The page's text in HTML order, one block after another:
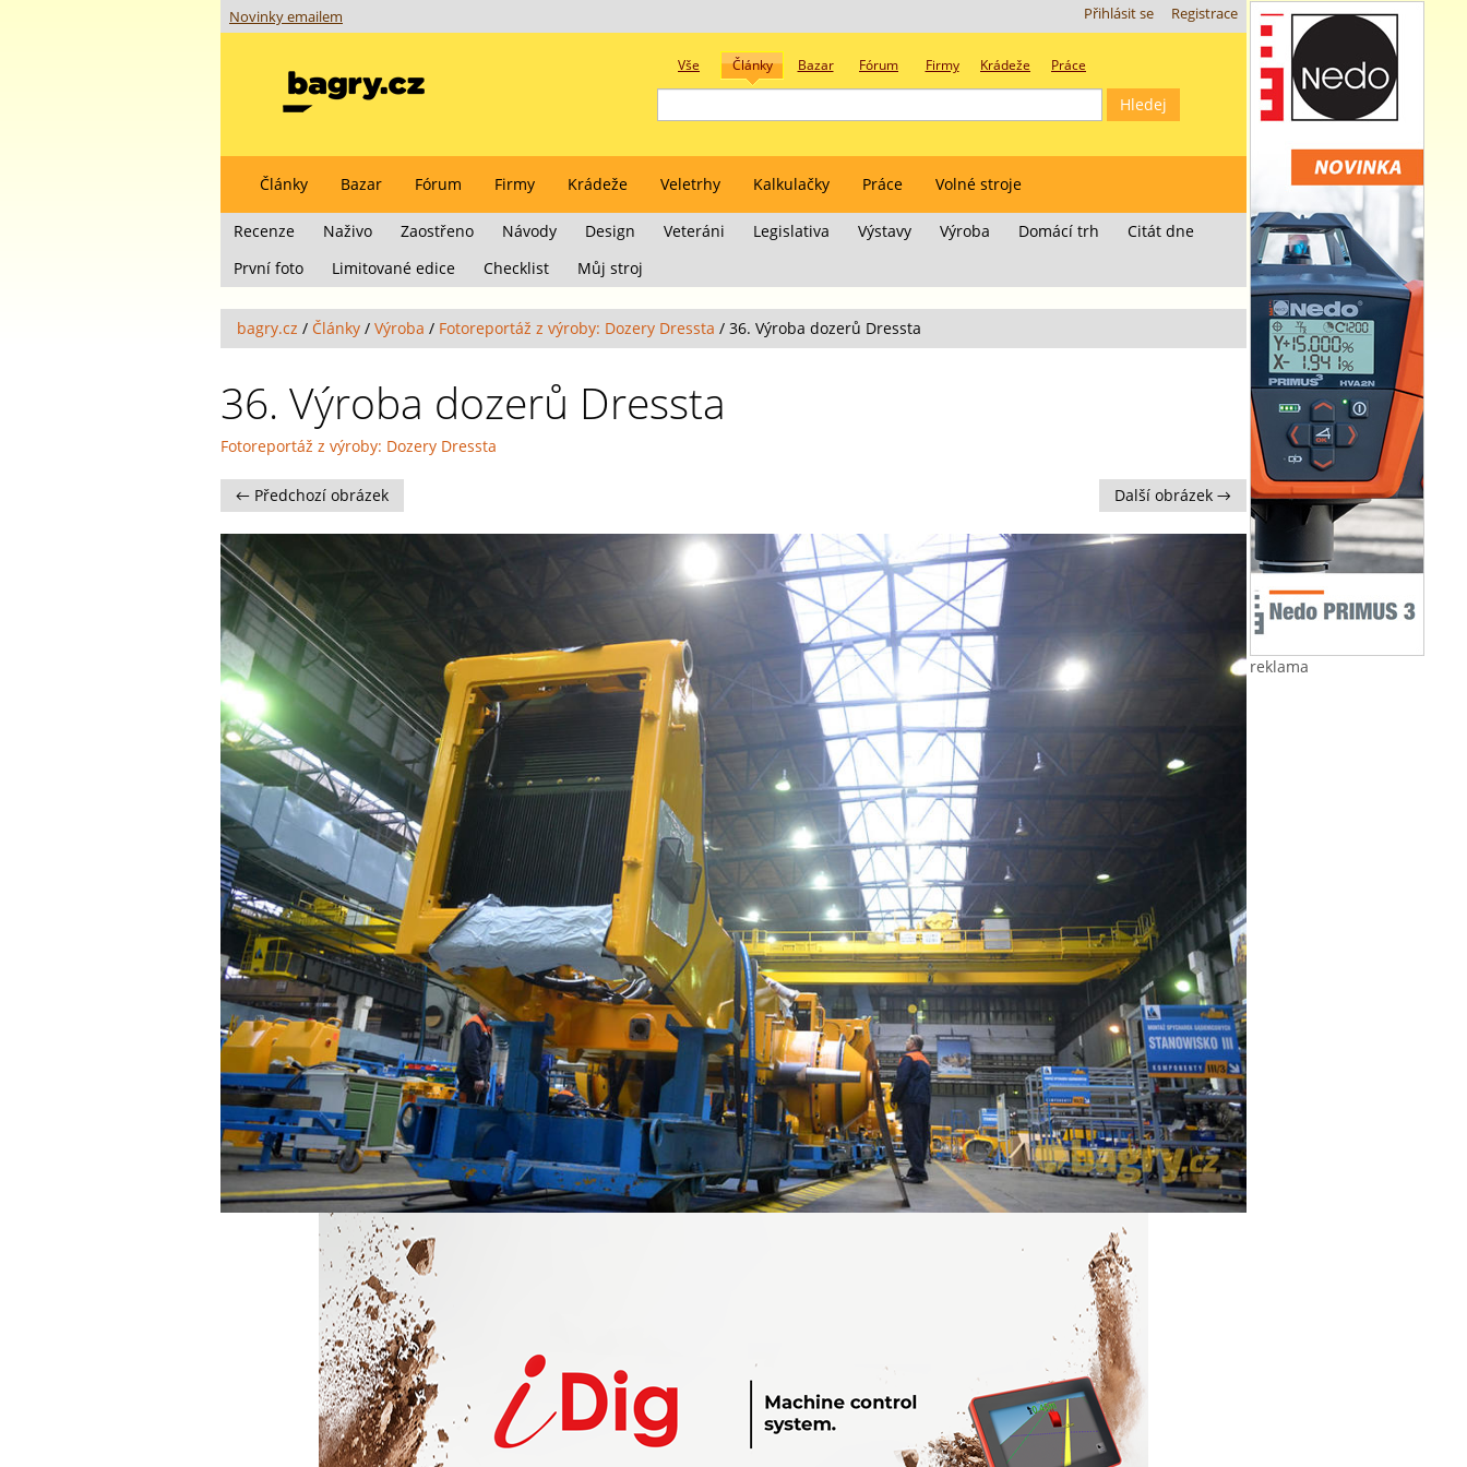
reklama
Novinky emailem Registrace
Přihlásit se
Vše Články Bazar Fórum Firmy Krádeže Práce
Články Bazar Fórum Firmy Krádeže Veletrhy Kalkulačky Práce Volné stroje
Recenze Naživo Zaostřeno Návody Design Veteráni Legislativa Výstavy Výroba Domácí trh
Citát dne
První foto
Limitované edice Checklist Můj stroj
bagry.cz / Články / Výroba / Fotoreportáž z výroby: Dozery Dressta / 36. Výroba dozerů Dressta
36. Výroba dozerů Dressta
Fotoreportáž z výroby: Dozery Dressta
← Předchozí obrázek Další obrázek →